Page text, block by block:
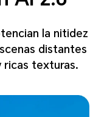
la nitidez
distantes
ricas texturas.